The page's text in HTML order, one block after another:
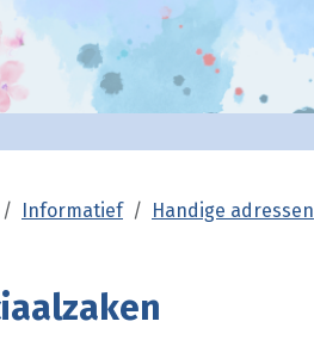
Informatief Handige adressen